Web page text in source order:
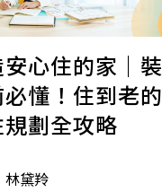
心住的家｜裝
懂！住到老的
劃全攻略
林黛羚